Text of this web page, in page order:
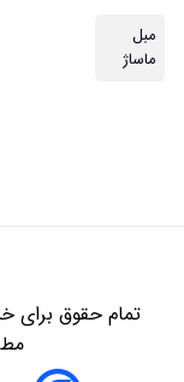
مبل
ماساژ
تمام حقوق برای